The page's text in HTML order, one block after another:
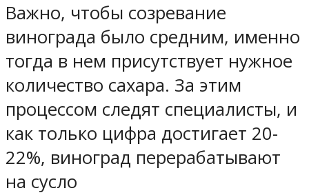
Важно, чтобы созревание
винограда было средним, именно
тогда в нем присутствует нужное
количество сахара. За этим
процессом следят специалисты, и
как только цифра достигает 20-
22%, виноград перерабатывают
на сусло